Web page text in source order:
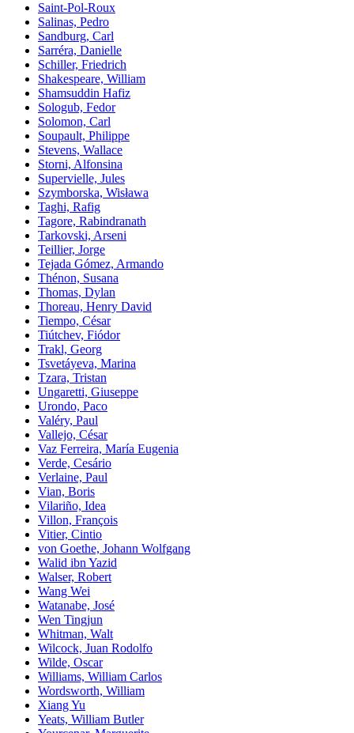
Saint-Pol-Roux
Salinas, Pedro
Sandburg, Carl
Sarréra, Danielle
Schiller, Friedrich
Shakespeare, William
Shamsuddin Hafiz
Sologub, Fedor
Solomon, Carl
Soupault, Philippe
Stevens, Wallace
Storni, Alfonsina
Supervielle, Jules
Szymborska, Wisława
Taghi, Rafig
Tagore, Rabindranath
Tarkovski, Arseni
Teillier, Jorge
Tejada Gómez, Armando
Thénon, Susana
Thomas, Dylan
Thoreau, Henry David
Tiempo, César
Tiútchev, Fiódor
Trakl, Georg
Tsvetáyeva, Marina
Tzara, Tristan
Ungaretti, Giuseppe
Urondo, Paco
Valéry, Paul
Vallejo, César
Vaz Ferreira, María Eugenia
Verde, Cesário
Verlaine, Paul
Vian, Boris
Vilariño, Idea
Villon, François
Vitier, Cintio
von Goethe, Johann Wolfgang
Walid ibn Yazid
Walser, Robert
Wang Wei
Watanabe, José
Wen Tingjun
Whitman, Walt
Wilcock, Juan Rodolfo
Wilde, Oscar
Williams, William Carlos
Wordsworth, William
Xiang Yu
Yeats, William Butler